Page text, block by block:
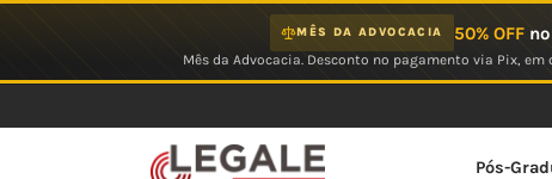
MÊS DA ADVOCACIA 50% OFFno
Mês da Advocacia. Desconto no pagamento via Pix,
Pós-